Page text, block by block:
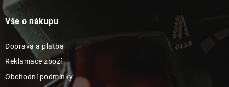
Vše o nákupu
Doprava a platba
Reklamace zboží
Obchodní podmínky